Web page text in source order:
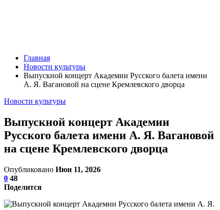
Главная
Новости культуры
Выпускной концерт Академии Русского балета имени
А. Я. Вагановой на сцене Кремлевского дворца
Новости культуры
Выпускной концерт Академии
Русского балета имени А. Я. Вагановой
на сцене Кремлевского дворца
Опубликовано Июн 11, 2026
0 48
Поделится